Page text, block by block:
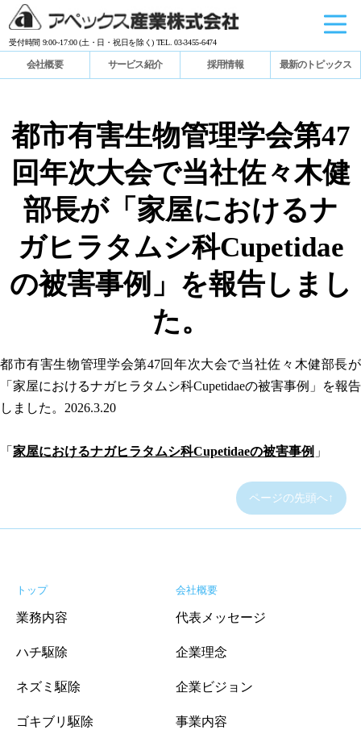
受付時間 9:00~17:00 (土・日・祝日を除く) TEL. 03-3455-6474
会社概要 サービス紹介 採用情報 最新のトピックス
都市有害生物管理学会第47
回年次大会で当社佐々木健
部長が「家屋におけるナ
ガヒラタムシ科Cupetidae
の被害事例」を報告しまし
た。
都市有害生物管理学会第47回年次大会で当社佐々木健部長が
「家屋におけるナガヒラタムシ科Cupetidaeの被害事例」を報告
しました。2026.3.20
「 家屋におけるナガヒラタムシ科Cupetidaeの被害事例 」
ページの先頭へ↑
トップ
業務内容
ハチ駆除
ネズミ駆除
ゴキブリ駆除
会社概要
代表メッセージ
企業理念
企業ビジョン
事業内容